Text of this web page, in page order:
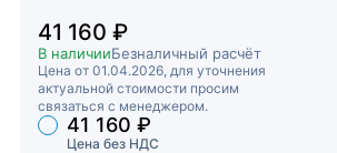
41 160 ₽
В наличииБезналичный расчёт
Цена от 01.04.2026, для уточнения
актуальной стоимости просим
связаться с менеджером.
Торговые предложения
Цена без НДС
41 160 ₽